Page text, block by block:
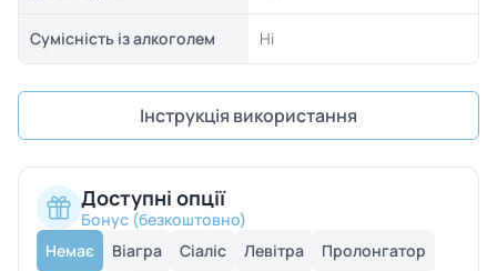
Сумісність із алкоголем Ні
Інструкція використання
Доступні опції
Бонус (безкоштовно)
Немає
Віагра Сіаліс Левітра
Пролонгатор